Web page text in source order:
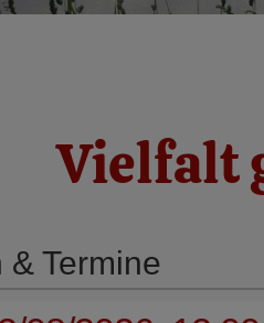
Vielfalt
Termine